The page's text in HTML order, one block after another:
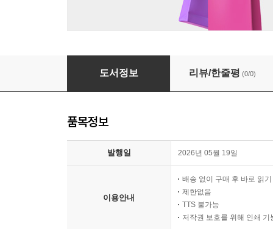
오늘의 너의 이름은?
도서정보 리뷰/한줄평 (0/0)
품목정보
발행일 2026년 05월 19일
이용안내
배송 없이 구매 후 바로 읽기
제한없음
TTS 불가능
저작권 보호를 위해 인쇄 기